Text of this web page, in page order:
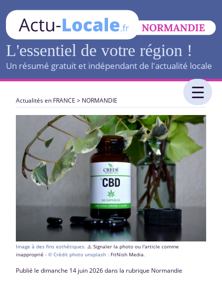
L'essentiel de votre région !
Un résumé gratuit et indépendant de l'actualité locale
Actualités en FRANCE > NORMANDIE
Image à des fins esthétiques. ⚠️ Signaler la photo ou l'article comme
inapproprié - © Crédit photo unsplash : FitNish Media.
Publié le dimanche 14 juin 2026 dans la rubrique Normandie